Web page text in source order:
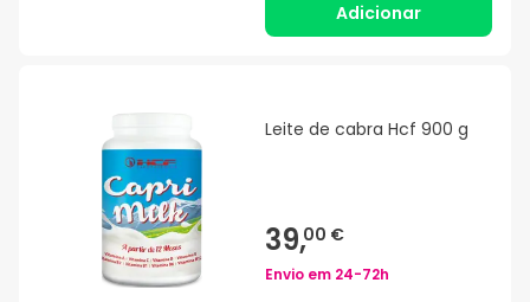
Adicionar
Leite de cabra Hcf 900 g
39,00 €
Envio em 24-72h